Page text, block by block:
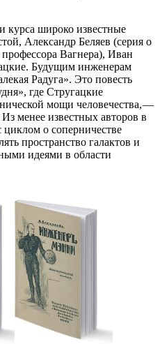
курса широко известные
Александр Беляев (серия о
Вагнера), Иван
Будущим инженерам
Радуга». Это повесть
где Стругацкие
мощи человечества, —
менее известных авторов в
о соперничестве
пространство галактов и
идеями в области